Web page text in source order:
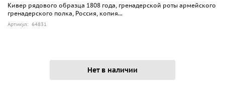
Кивер рядового образца 1808 года, гренадерской роты армейского
гренадерского полка, Россия, копия...
Артикул: 64831
Нет в наличии